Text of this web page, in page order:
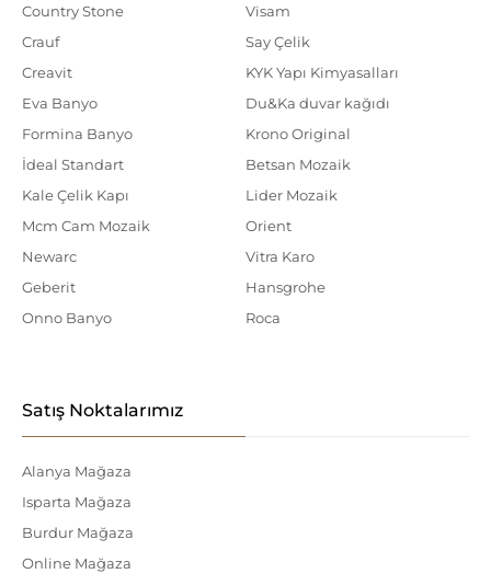
Country Stone
Crauf
Creavit
Eva Banyo
Formina Banyo
İdeal Standart
Kale Çelik Kapı
Mcm Cam Mozaik
Newarc
Geberit
Onno Banyo
Visam
Say Çelik
KYK Yapı Kimyasalları
Du&Ka duvar kağıdı
Krono Original
Betsan Mozaik
Lider Mozaik
Orient
Vitra Karo
Hansgrohe
Roca
Satış Noktalarımız
Alanya Mağaza
Isparta Mağaza
Burdur Mağaza
Online Mağaza